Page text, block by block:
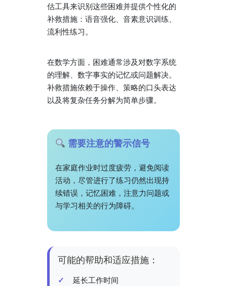
估工具来识别这些困难并提供个性化的
补救措施：语音强化、音素意识训练、
流利性练习。
在数学方面，困难通常涉及对数字系统
的理解、数字事实的记忆或问题解决。
补救措施依赖于操作、策略的口头表达
以及将复杂任务分解为简单步骤。
需要注意的警示信号
在家庭作业时过度疲劳，避免阅读
活动，尽管进行了练习仍然出现持
续错误，记忆困难，注意力问题或
与学习相关的行为障碍。
可能的帮助和适应措施：
延长工作时间